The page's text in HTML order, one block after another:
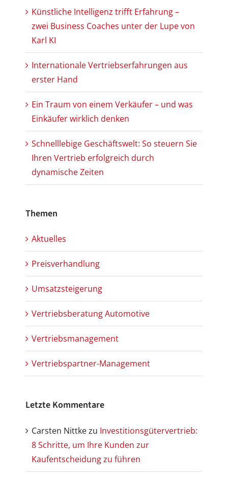
Künstliche Intelligenz trifft Erfahrung –
zwei Business Coaches unter der Lupe von
Karl KI
Internationale Vertriebserfahrungen aus
erster Hand
Ein Traum von einem Verkäufer – und was
Einkäufer wirklich denken
Schnelllebige Geschäftswelt: So steuern Sie
Ihren Vertrieb erfolgreich durch
dynamische Zeiten
Themen
Aktuelles
Preisverhandlung
Umsatzsteigerung
Vertriebsberatung Automotive
Vertriebsmanagement
Vertriebspartner-Management
Letzte Kommentare
Carsten Nittkezu Investitionsgütervertrieb:
8 Schritte, um Ihre Kunden zur
Kaufentscheidung zu führen